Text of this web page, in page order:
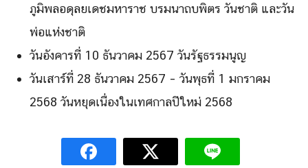
Search
for:
ภูมิพลอดุลยเดชมหาราช บรมนาถบพิตร วันชาติ และวัน
พ่อแห่งชาติ
วันอังคารที่ 10 ธันวาคม 2567 วันรัฐธรรมนูญ
วันเสาร์ที่ 28 ธันวาคม 2567 – วันพุธที่ 1 มกราคม
2568 วันหยุดเนื่องในเทศกาลปีใหม่ 2568